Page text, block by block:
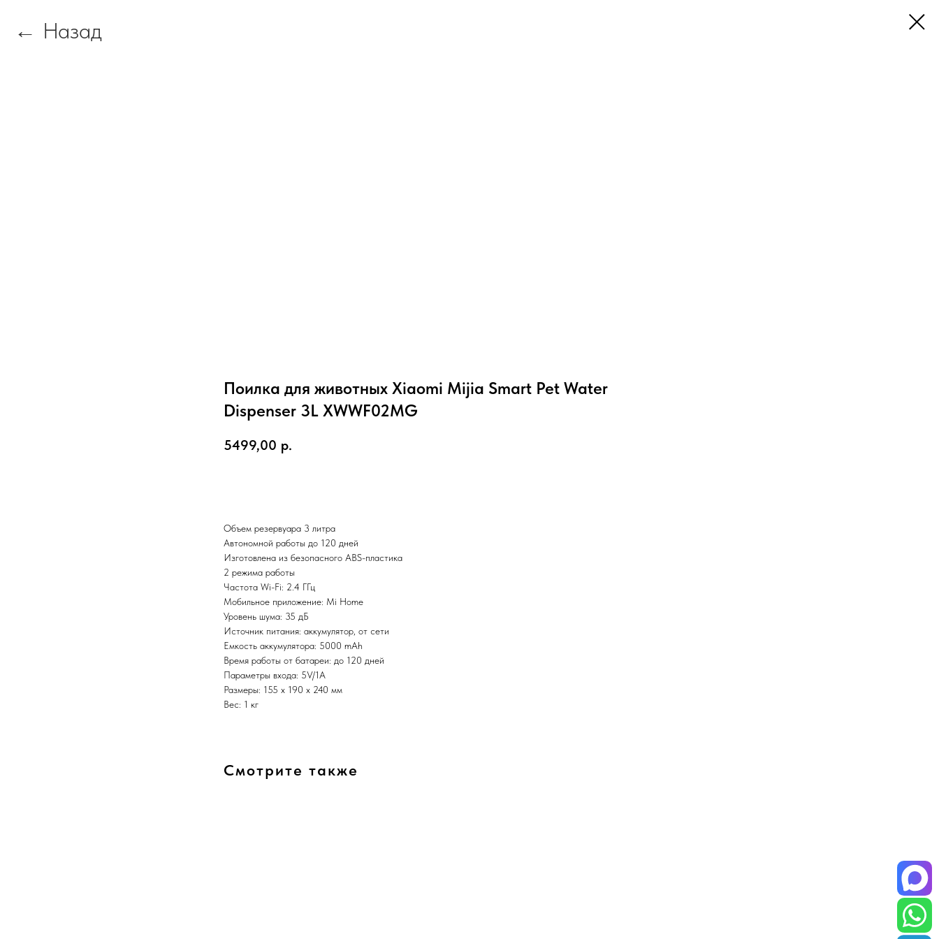
Назад
Поилка для животных Xiaomi Mijia Smart Pet Water
Dispenser 3L XWWF02MG
5499,00 р.
Объем резервуара 3 литра
Автономной работы до 120 дней
Изготовлена из безопасного ABS-пластика
2 режима работы
Частота Wi-Fi: 2.4 ГГц
Мобильное приложение: Mi Home
Уровень шума: 35 дБ
Источник питания: аккумулятор, от сети
Емкость аккумулятора: 5000 mAh
Время работы от батареи: до 120 дней
Параметры входа: 5V/1A
Размеры: 155 х 190 х 240 мм
Вес: 1 кг
Смотрите также